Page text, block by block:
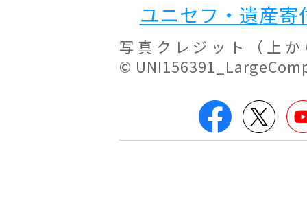
ユニセフ・遺産寄
写真クレジット（上
©
Facebook